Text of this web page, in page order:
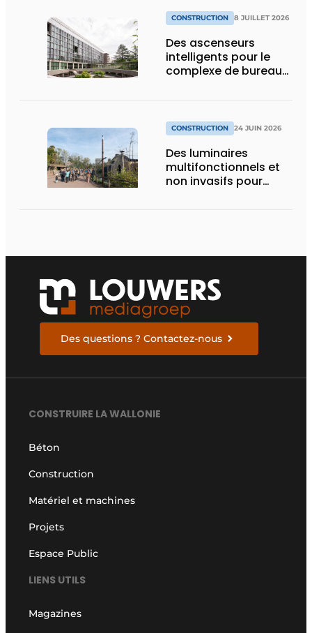
CONSTRUCTION 8 JUILLET 2026
Des ascenseurs
intelligents pour le
complexe de bureaux
CONSTRUCTION 24 JUIN 2026
Des luminaires
multifonctionnels et
non invasifs pour
Des questions ? Contactez-nous
CONSTRUIRE LA WALLONIE
Béton
Construction
Matériel et machines
Projets
Espace Public
LIENS UTILS
Magazines